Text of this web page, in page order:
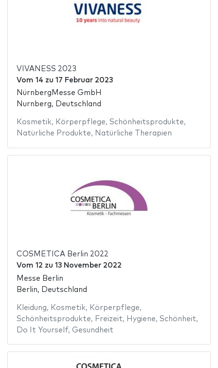
VIVANESS 2023
Vom 14 zu 17 Februar 2023
NürnbergMesse GmbH
Nurnberg, Deutschland
Kosmetik, Körperpflege, Schönheitsprodukte,
Natürliche Produkte, Natürliche Therapien
COSMETICA Berlin 2022
Vom 12 zu 13 November 2022
Messe Berlin
Berlin, Deutschland
Kleidung, Kosmetik, Körperpflege,
Schönheitsprodukte, Freizeit, Hygiene, Schönheit,
Do It Yourself, Gesundheit